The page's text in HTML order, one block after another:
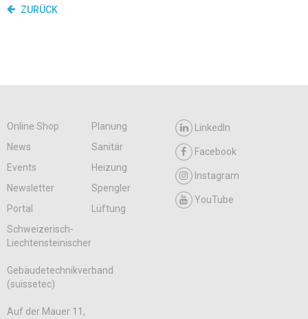
ZURÜCK
Online Shop
Planung
News
Sanitär
Events
Heizung
Newsletter
Spengler
Portal
Lüftung
LinkedIn
Facebook
Instagram
YouTube
Schweizerisch-
Liechtensteinischer
Gebäudetechnikverband
(suissetec)
Auf der Mauer 11,